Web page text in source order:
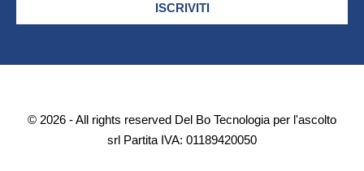
ISCRIVITI
© 2026 - All rights reserved Del Bo Tecnologia per l'ascolto
srl Partita IVA: 01189420050